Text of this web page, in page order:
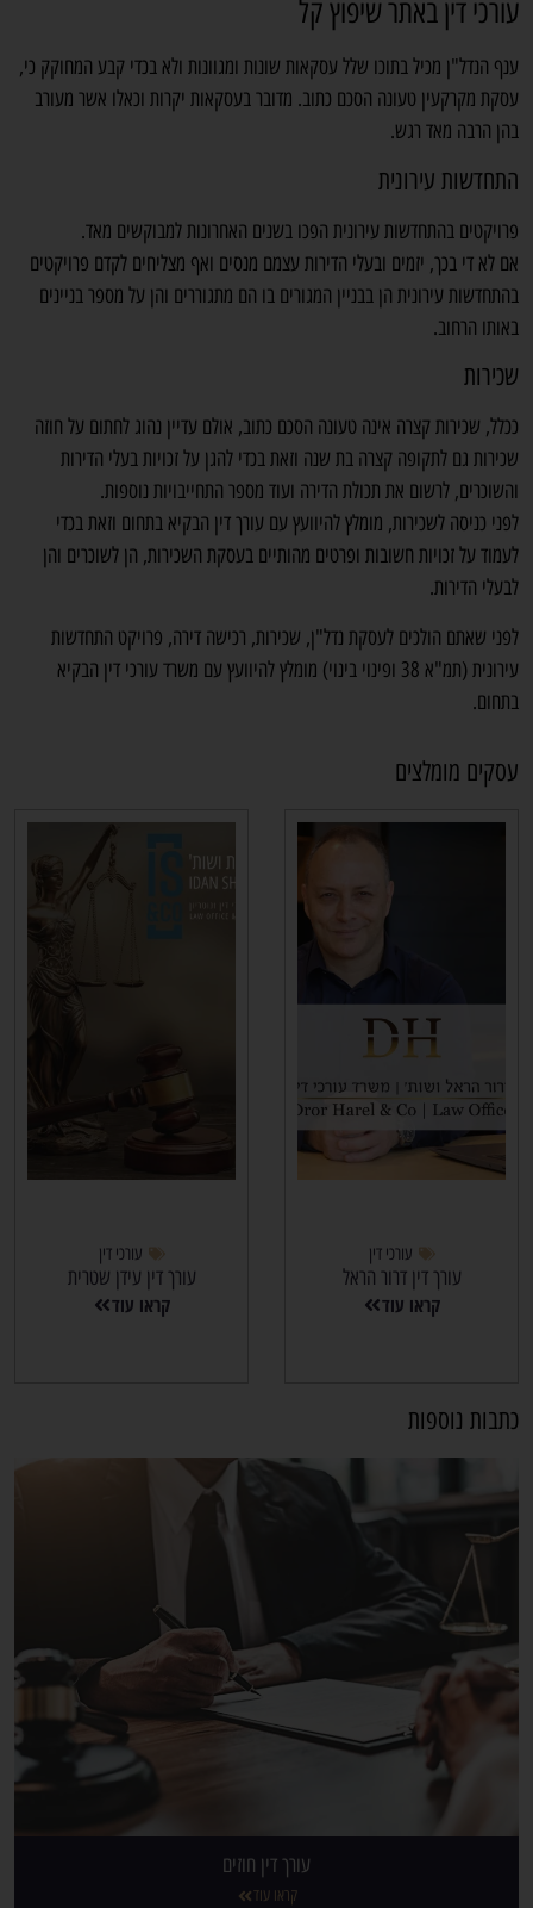
עורכי דין באתר שיפוץ קל
ענף הנדל"ן מכיל בתוכו שלל עסקאות שונות ומגוונות ולא בכדי קבע המחוקק כי,
עסקת מקרקעין טעונה הסכם כתוב. מדובר בעסקאות יקרות וכאלו אשר מעורב
בהן הרבה מאד רגש.
התחדשות עירונית
פרויקטים בהתחדשות עירונית הפכו בשנים האחרונות למבוקשים מאד.
אם לא די בכך, יזמים ובעלי הדירות עצמם מנסים ואף מצליחים לקדם פרויקטים
בהתחדשות עירונית הן בבניין המגורים בו הם מתגוררים והן על מספר בניינים
באותו הרחוב.
שכירות
ככלל, שכירות קצרה אינה טעונה הסכם כתוב, אולם עדיין נהוג לחתום על חוזה
שכירות גם לתקופה קצרה בת שנה וזאת בכדי להגן על זכויות בעלי הדירות
והשוכרים, לרשום את תכולת הדירה ועוד מספר התחייבויות נוספות.
לפני כניסה לשכירות, מומלץ להיוועץ עם עורך דין הבקיא בתחום וזאת בכדי
לעמוד על זכויות חשובות ופרטים מהותיים בעסקת השכירות, הן לשוכרים והן
לבעלי הדירות.
לפני שאתם הולכים לעסקת נדל"ן, שכירות, רכישה דירה, פרויקט התחדשות
עירונית (תמ"א 38 ופינוי בינוי) מומלץ להיוועץ עם משרד עורכי דין הבקיא
בתחום.
עסקים מומלצים
עורכי דין
עורך דין דרור הראל
קראו עוד
עורכי דין
עורך דין עידן שטרית
קראו עוד
כתבות נוספות
עורך דין חוזים
קראו עוד